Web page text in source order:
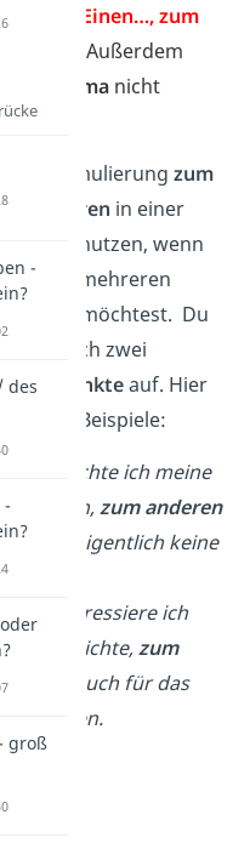
zum Einen…, zum
ist falsch. Außerdem
Komma nicht
die Formulierungzum
anderen in einer
benutzen, wenn
von mehreren
möchtest. Du
nämlich zwei
Punkteauf. Hier
paar Beispiele:
möchte ich meine
treffen,zum anderen
aber eigentlich keine
interessiere ich
Geschichte,zum
aber auch für das
-
des
-
groß